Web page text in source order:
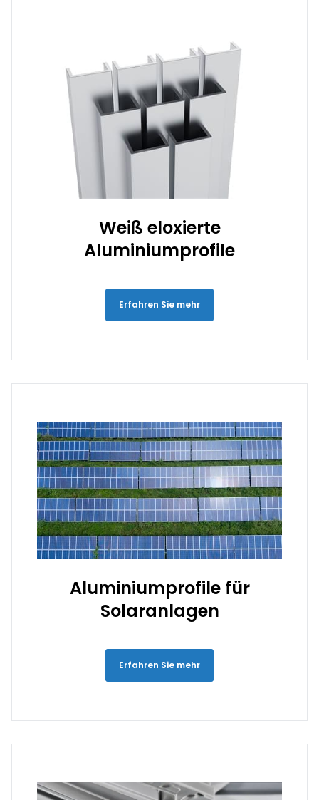
Weiß eloxierte
Aluminiumprofile
Erfahren Sie mehr
Aluminiumprofile für
Solaranlagen
Erfahren Sie mehr